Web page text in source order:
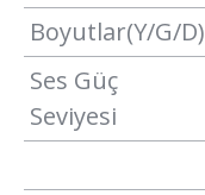
Boyutlar(Y/G/D)
Ses Güç
Seviyesi